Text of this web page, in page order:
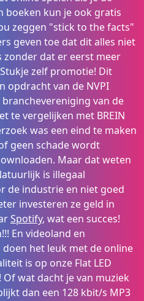
boeken kun je ook gratis
zeggen "stick to the facts"
geven toe dat dit alles niet
zonder dat er eerst meer
zelf promotie! Dit
opdracht van de NVPI
van de
te vergelijken met BREIN
was een eind te maken
geen schade wordt
Maar dat weten
is illegaal
de industrie en niet goed
investeren ze geld in
Spotify, wat een succes!
En videoland en
het leuk met de online
is op onze Flat LED
wat dacht je van muziek
dan een 128 kbit/s MP3